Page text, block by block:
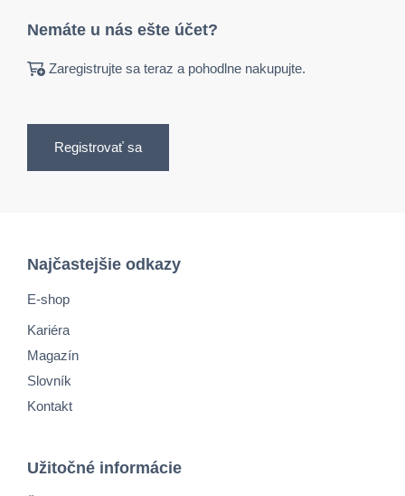
Nemáte u nás ešte účet?
Zaregistrujte sa teraz a pohodlne nakupujte.
Registrovať sa
Najčastejšie odkazy
E-shop
Kariéra
Magazín
Slovník
Kontakt
Užitočné informácie